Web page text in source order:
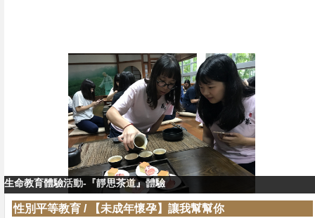
生命教育體驗活動-『靜思茶道』體驗
生命教育體驗活動-『靜思茶道』教學
性別平等教育 / 【未成年懷孕】讓我幫幫你